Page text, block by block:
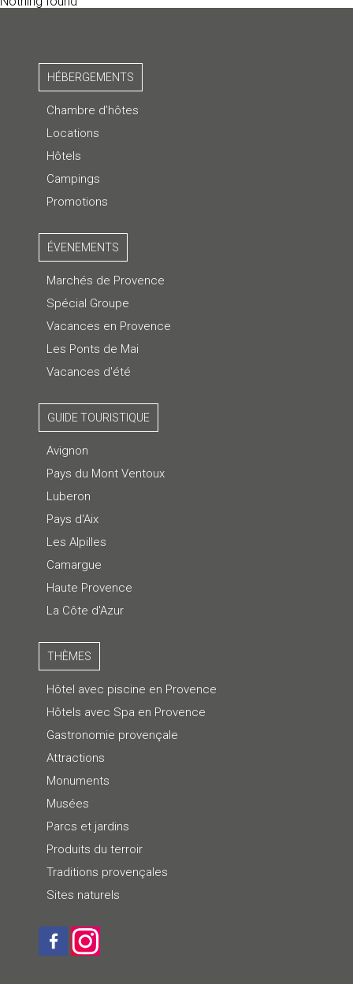
HÉBERGEMENTS
Chambre d’hôtes
Locations
Hôtels
Campings
Promotions
ÉVENEMENTS
Marchés de Provence
Spécial Groupe
Vacances en Provence
Les Ponts de Mai
Vacances d'été
GUIDE TOURISTIQUE
Avignon
Pays du Mont Ventoux
Luberon
Pays d'Aix
Les Alpilles
Camargue
Haute Provence
La Côte d'Azur
THÈMES
Hôtel avec piscine en Provence
Hôtels avec Spa en Provence
Gastronomie provençale
Attractions
Monuments
Musées
Parcs et jardins
Produits du terroir
Traditions provençales
Sites naturels